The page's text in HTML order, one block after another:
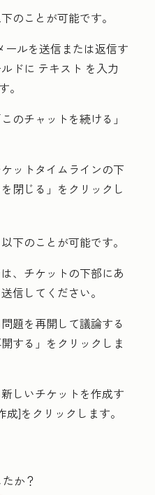
のことが可能です。
ールを送信または返信す
ドに テキスト を入力
。
このチャットを続ける」
ットタイムラインの下
閉じる 」をクリックし
下のことが可能です。
、チケットの下部にあ
信してください。
題を再開して議論する
する 」をクリックしま
しいチケットを作成す
成]をクリックします。
か？